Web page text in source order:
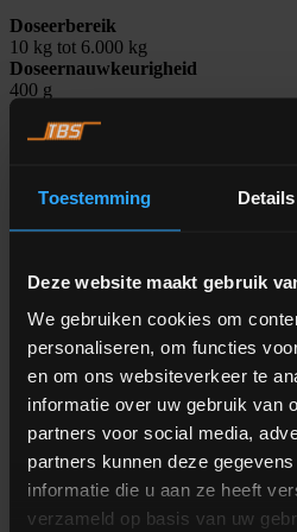
Toestemming Details
Deze website maakt gebruik
We gebruiken cookies om
personaliseren, om functies
en om ons websiteverkeer te
informatie over uw gebruik van
partners voor social media,
partners kunnen deze
informatie die u aan ze heeft
verzameld op basis van uw
Doseerbereik
10 kg tot 6.000 kg
Doseernauwkeurigheid
400 g
Weegnauwkeurigheid
200 g
Doseerposities
ALFRA dose&weigh
De ingebouwde ALFRA
data om de grove dosering te
stroomprofiel voor fijnproduct
meer doorloopsnelheid kan worden
met variërende loopeigenschappen.
bespaart grondstoffen, terwijl
voorspelbaarder zijn. Hiermee is
langer een knelpunt in het proces!